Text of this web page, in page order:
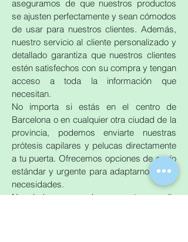
aseguramos de que nuestros productos
se ajusten perfectamente y sean cómodos
de usar para nuestros clientes. Además,
nuestro servicio al cliente personalizado y
detallado garantiza que nuestros clientes
estén satisfechos con su compra y tengan
acceso a toda la información que
necesitan.
No importa si estás en el centro de
Barcelona o en cualquier otra ciudad de la
provincia, podemos enviarte nuestras
prótesis capilares y pelucas directamente
a tu puerta. Ofrecemos opciones de envío
estándar y urgente para adaptarnos a tus
necesidades.
No dudes en explorar nuestra amplia